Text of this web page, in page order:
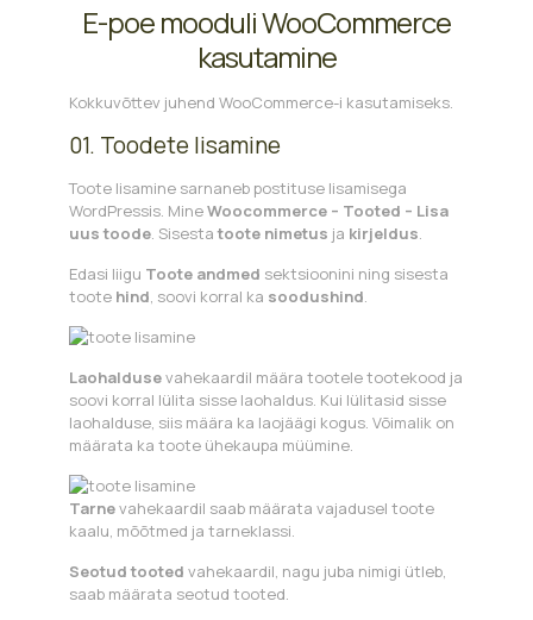
E-poe mooduli WooCommerce
kasutamine
Kokkuvõttev juhend WooCommerce-i kasutamiseks.
01. Toodete lisamine
Toote lisamine sarnaneb postituse lisamisega
WordPressis. MineWoocommerce – Tooted – Lisa
uus toode . Sisestatoote nimetus ja kirjeldus
Edasi liigu Toote andmed sektsioonini ning sisesta
toote hind , soovi korral ka soodushind
Laohaldusevahekaardil määra tootele tootekood ja
soovi korral lülita sisse laohaldus. Kui lülitasid sisse
laohalduse, siis määra ka laojäägi kogus. Võimalik on
määrata ka toote ühekaupa müümine.
Tarnevahekaardil saab määrata vajadusel toote
kaalu, mõõtmed ja tarneklassi.
Seotud tooted vahekaardil, nagu juba nimigi ütleb,
saab määrata seotud tooted.